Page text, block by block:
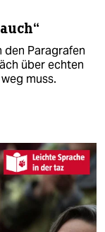
den Paragrafen
über echten
muss.